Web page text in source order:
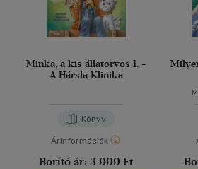
Minka, a kis állatorvos 1. -
A Hársfa Klinika
Könyv
Árinformációk
Borító ár: 3 999 Ft